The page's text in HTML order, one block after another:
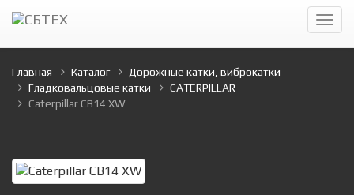
Главная Каталог
Дорожные катки, виброкатки
Гладковальцовые катки
CATERPILLAR
Caterpillar CB14 XW